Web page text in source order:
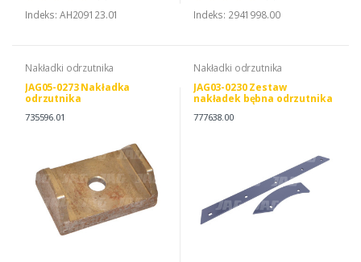
Indeks: AH209123.01 Indeks: 2941998.00
Nakładki odrzutnika
JAG05-0273 Nakładka
odrzutnika
735596.01
Nakładki odrzutnika
JAG03-0230 Zestaw
nakładek bębna odrzutnika
0007776380
777638.00